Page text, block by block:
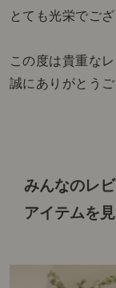
とても光栄でご
この度は貴重な
誠にありがとうご
みんなのレ
アイテムを見